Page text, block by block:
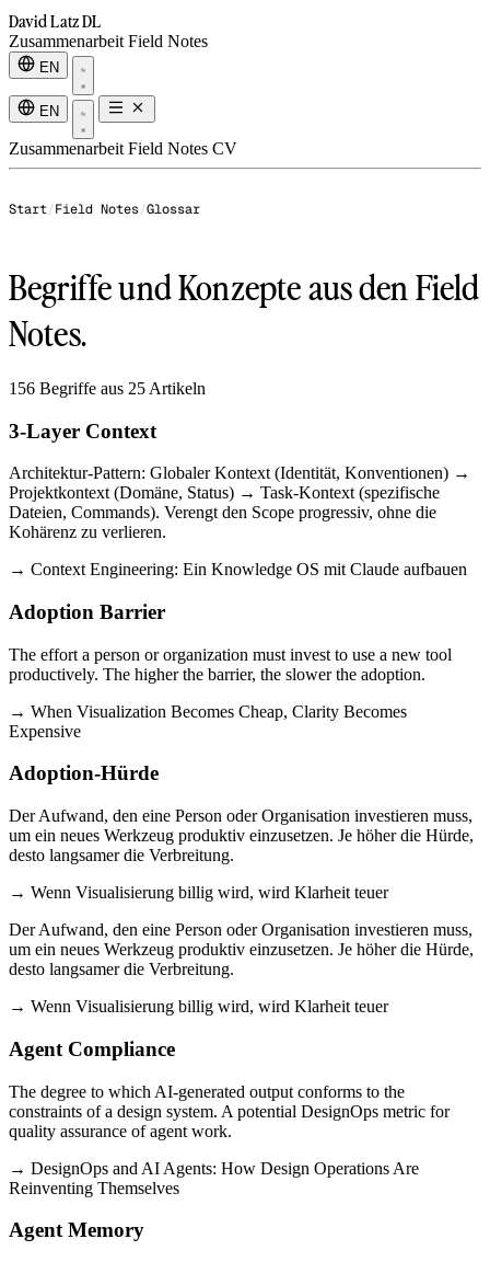
David LatzDL
Zusammenarbeit Field Notes
EN
EN
Zusammenarbeit Field Notes CV
Start/Field Notes/Glossar
Begriffe und Konzepte aus den Field
Notes.
156 Begriffe aus 25 Artikeln
3-Layer Context
Architektur-Pattern: Globaler Kontext (Identität, Konventionen) →
Projektkontext (Domäne, Status) → Task-Kontext (spezifische
Dateien, Commands). Verengt den Scope progressiv, ohne die
Kohärenz zu verlieren.
→ Context Engineering: Ein Knowledge OS mit Claude aufbauen
Adoption Barrier
The effort a person or organization must invest to use a new tool
productively. The higher the barrier, the slower the adoption.
→ When Visualization Becomes Cheap, Clarity Becomes
Expensive
Adoption-Hürde
Der Aufwand, den eine Person oder Organisation investieren muss,
um ein neues Werkzeug produktiv einzusetzen. Je höher die Hürde,
desto langsamer die Verbreitung.
→ Wenn Visualisierung billig wird, wird Klarheit teuer
Der Aufwand, den eine Person oder Organisation investieren muss,
um ein neues Werkzeug produktiv einzusetzen. Je höher die Hürde,
desto langsamer die Verbreitung.
→ Wenn Visualisierung billig wird, wird Klarheit teuer
Agent Compliance
The degree to which AI-generated output conforms to the
constraints of a design system. A potential DesignOps metric for
quality assurance of agent work.
→ DesignOps and AI Agents: How Design Operations Are
Reinventing Themselves
Agent Memory